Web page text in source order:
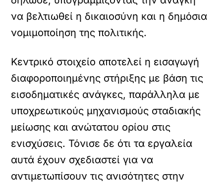
να βελτιωθεί η δικαιοσύνη και η δημόσια
νομιμοποίηση της πολιτικής.
Κεντρικό στοιχείο αποτελεί η εισαγωγή
διαφοροποιημένης στήριξης με βάση τις
εισοδηματικές ανάγκες, παράλληλα με
υποχρεωτικούς μηχανισμούς σταδιακής
μείωσης και ανώτατου ορίου στις
ενισχύσεις. Τόνισε δε ότι τα εργαλεία
αυτά έχουν σχεδιαστεί για να
αντιμετωπίσουν τις ανισότητες στην